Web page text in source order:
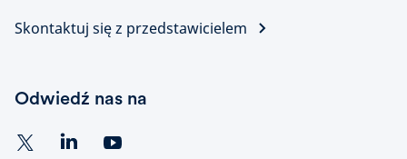
Skontaktuj się z przedstawicielem
Odwiedź nas na